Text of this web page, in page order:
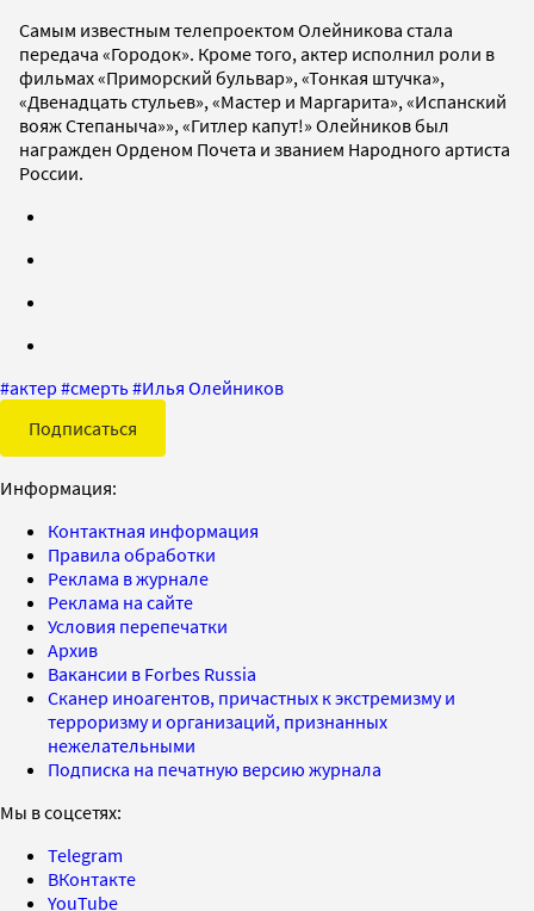
Самым известным телепроектом Олейникова стала
передача «Городок». Кроме того, актер исполнил роли в
фильмах «Приморский бульвар», «Тонкая штучка»,
«Двенадцать стульев», «Мастер и Маргарита», «Испанский
вояж Степаныча»», «Гитлер капут!» Олейников был
награжден Орденом Почета и званием Народного артиста
России.
#актер #смерть#Илья Олейников
Подписаться
Информация:
Контактная информация
Правила обработки
Реклама в журнале
Реклама на сайте
Условия перепечатки
Архив
Вакансии в Forbes Russia
Сканер иноагентов, причастных к экстремизму и
терроризму и организаций, признанных
нежелательными
Подписка на печатную версию журнала
Мы в соцсетях:
Telegram
ВКонтакте
YouTube